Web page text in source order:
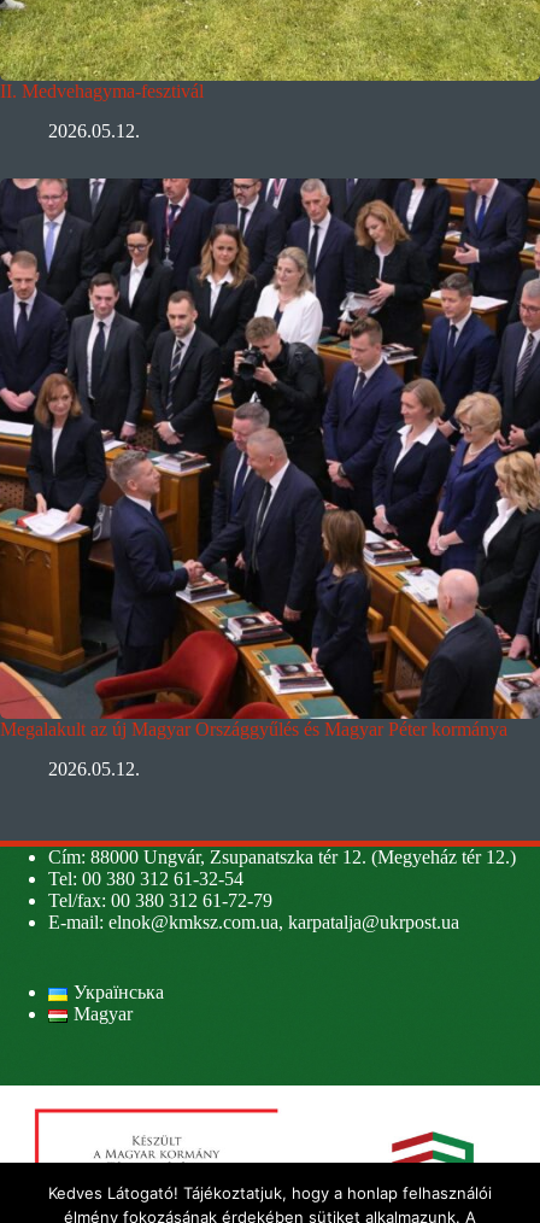
II. Medvehagyma-fesztivál
2026.05.12.
Megalakult az új Magyar Országgyűlés és Magyar Péter kormánya
2026.05.12.
Cím: 88000 Ungvár, Zsupanatszka tér 12. (Megyeház tér 12.)
Tel: 00 380 312 61-32-54
Tel/fax: 00 380 312 61-72-79
E-mail: elnok@kmksz.com.ua, karpatalja@ukrpost.ua
Українська
Magyar
Kedves Látogató! Tájékoztatjuk, hogy a honlap felhasználói
élmény fokozásának érdekében sütiket alkalmazunk. A